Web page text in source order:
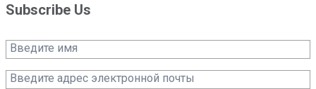
Subscribe Us